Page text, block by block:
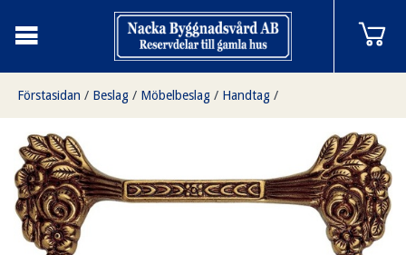
Förstasidan / Beslag / Möbelbeslag / Handtag /
Möbelhandtag med blommönster